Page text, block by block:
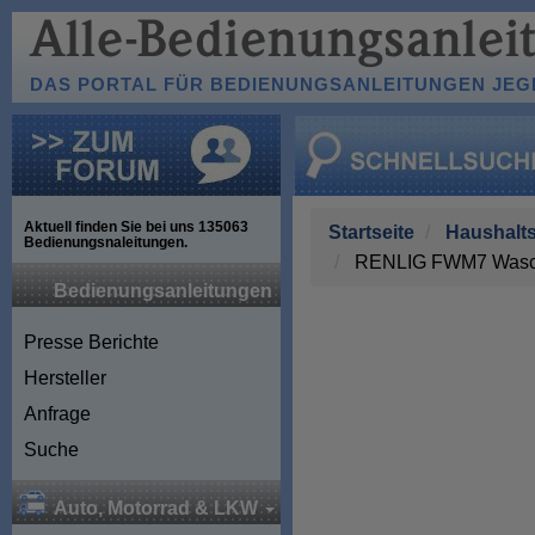
DAS PORTAL FÜR BEDIENUNGSANLEITUNGEN
Aktuell finden Sie bei uns 135063
Bedienungsnaleitungen.
Bedienungsanleitungen
Presse Berichte
Hersteller
Anfrage
Suche
Auto, Motorrad & LKW
Startseite
RENLIG FWM7